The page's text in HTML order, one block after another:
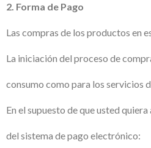
2. Forma de Pago
Las compras de los productos en
La iniciación del proceso de
consumo como para los servicios
En el supuesto de que usted
del sistema de pago electrónico: